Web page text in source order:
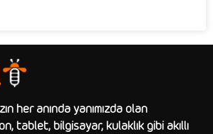
her anında yanımızda olan
tablet, bilgisayar, kulaklık gibi akıllı